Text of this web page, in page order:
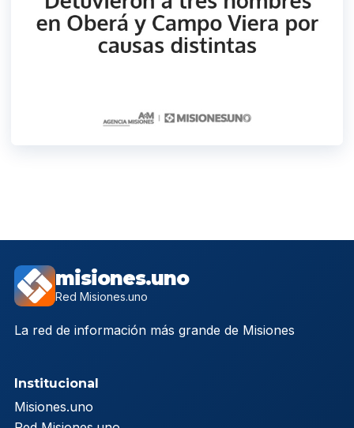
misiones.uno
Red Misiones.uno
La red de información más grande de Misiones
Institucional
Misiones.uno